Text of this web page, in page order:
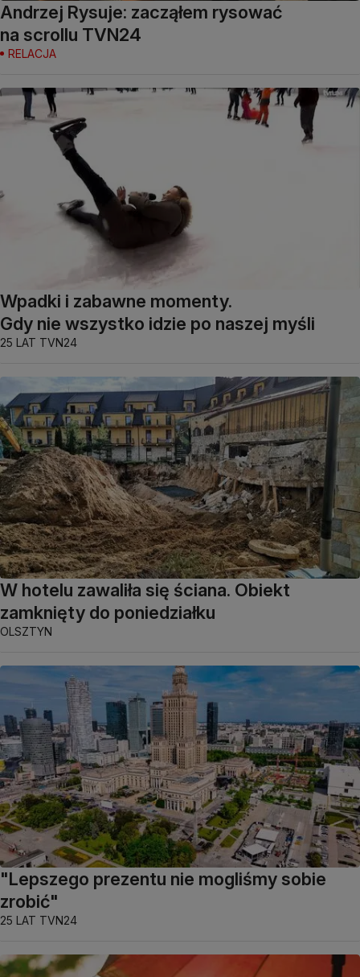
Andrzej Rysuje: zacząłem rysować
na scrollu TVN24
RELACJA
Wpadki i zabawne momenty.
Gdy nie wszystko idzie po naszej myśli
25 LAT TVN24
W hotelu zawaliła się ściana. Obiekt
zamknięty do poniedziałku
OLSZTYN
"Lepszego prezentu nie mogliśmy sobie
zrobić"
25 LAT TVN24